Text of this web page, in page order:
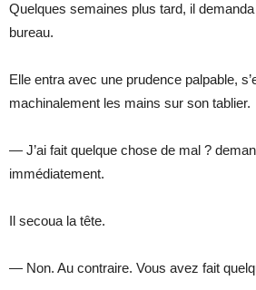
Quelques semaines plus tard, il
bureau.
Elle entra avec une prudence palpable,
machinalement les mains sur son tablier.
— J’ai fait quelque chose de mal ?
immédiatement.
Il secoua la tête.
— Non. Au contraire. Vous avez fait